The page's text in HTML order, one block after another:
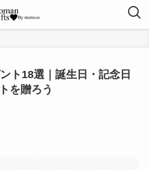
ト18選｜誕生日・記念日
を贈ろう